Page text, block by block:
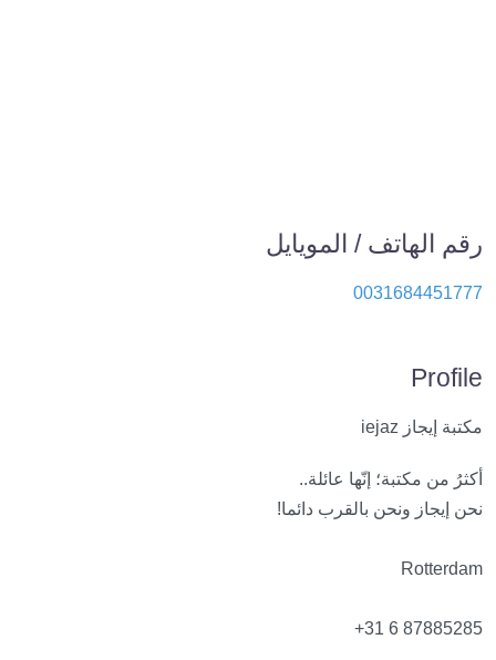
رقم الهاتف / المويايل
0031684451777
Profile
مكتبة إيجاز iejaz
أكثرُ من مكتبة؛ إنّها عائلة..
نحن إيجاز ونحن بالقرب دائما!
Rotterdam
+31 6 87885285